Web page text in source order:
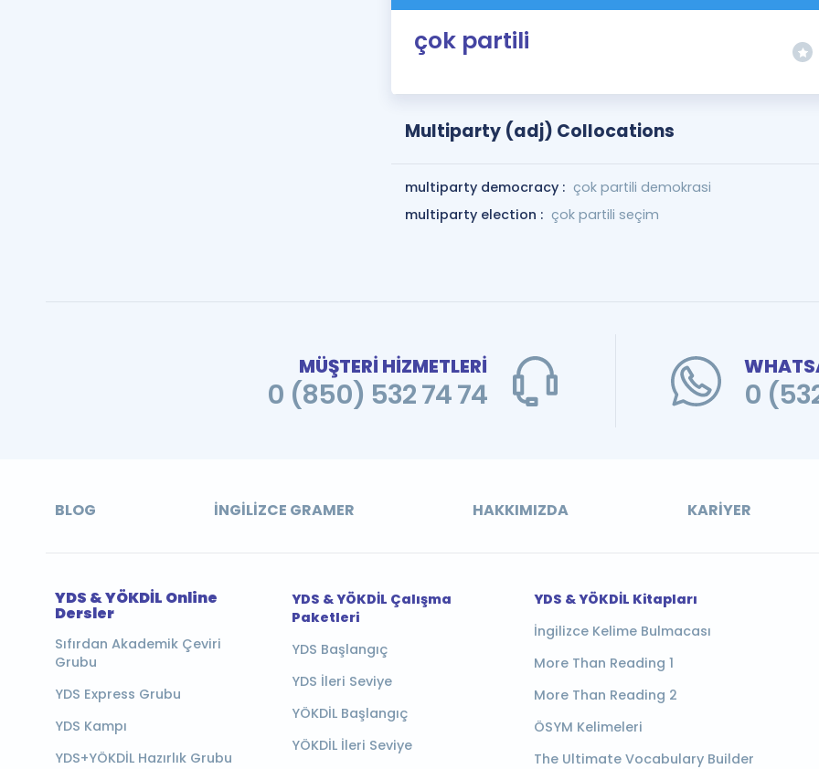
çok partili
Multiparty (adj) Collocations
multiparty democracy : çok partili demokrasi
multiparty election : çok partili seçim
MÜŞTERİ HİZMETLERİ
0 (850) 532 74 74 0
BLOG İNGILIZCE GRAMER HAKKIMIZDA KARIYER
YDS & YÖKDİL Online
Dersler
Sıfırdan Akademik Çeviri
Grubu
YDS Express Grubu
YDS Kampı
YDS+YÖKDİL Hazırlık Grubu
YDS & YÖKDİL Çalışma
Paketleri
YDS Başlangıç
YDS İleri Seviye
YÖKDİL Başlangıç
YÖKDİL İleri Seviye
YDS & YÖKDİL Kitapları
İngilizce Kelime Bulmacası
More Than Reading 1
More Than Reading 2
ÖSYM Kelimeleri
The Ultimate Vocabulary Builder